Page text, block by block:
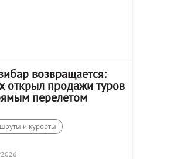
возвращается:
открыл продажи туров
перелетом
и курорты